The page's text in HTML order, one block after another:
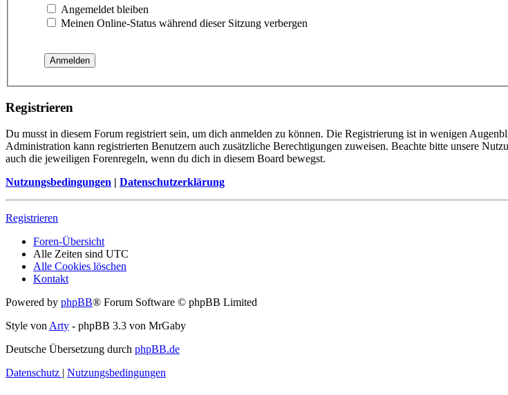
Angemeldet bleiben
Meinen Online-Status während dieser Sitzung verbergen
Registrieren
Du musst in diesem Forum registriert sein, um dich anmelden zu können. Die Registrierung ist in wenigen
Administration kann registrierten Benutzern auch zusätzliche Berechtigungen zuweisen. Beachte bitte unsere
auch die jeweiligen Forenregeln, wenn du dich in diesem Board bewegst.
Nutzungsbedingungen | Datenschutzerklärung
Registrieren
Foren-Übersicht
Alle Zeiten sind UTC
Alle Cookies löschen
Kontakt
Powered by phpBB® Forum Software © phpBB Limited
Style vonArty - phpBB 3.3 von MrGaby
Deutsche Übersetzung durch phpBB.de
Datenschutz | Nutzungsbedingungen